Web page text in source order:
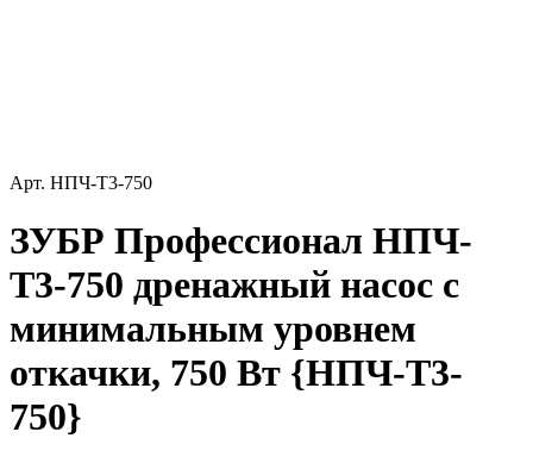
Арт. НПЧ-Т3-750
ЗУБР Профессионал НПЧ-
Т3-750 дренажный насос с
минимальным уровнем
откачки, 750 Вт {НПЧ-Т3-
750}